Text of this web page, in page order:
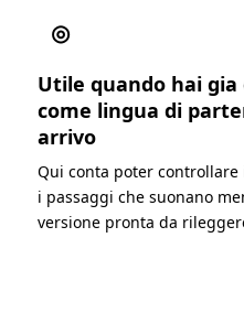
◎
Utile quando hai gia
come lingua di
arrivo
Qui conta poter
i passaggi che suonano
versione pronta da